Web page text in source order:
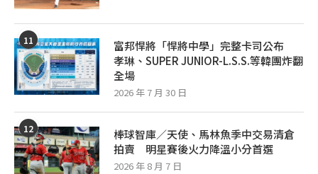
11
富邦悍將「悍將中學」完整卡司公布
孝琳、SUPER JUNIOR-L.S.S.等韓團炸翻
全場
2026 年 7 月 30 日
12
棒球智庫／天使、馬林魚季中交易清倉
拍賣 明星賽後火力降溫小分首選
2026 年 8 月 7 日